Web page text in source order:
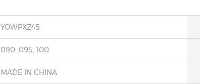
YOWPXZ45
090, 095, 100
MADE IN CHINA